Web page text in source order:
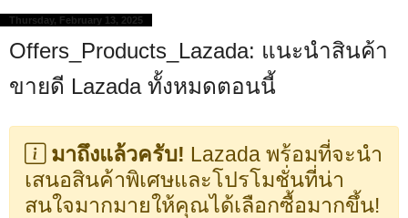
Thursday, February 13, 2025
Offers_Products_Lazada: แนะนำสินค้า
ขายดี Lazada ทั้งหมดตอนนี้
มาถึงแล้วครับ! Lazada พร้อมที่จะนำ
เสนอสินค้าพิเศษและโปรโมชั่นที่น่า
สนใจมากมายให้คุณได้เลือกซื้อมากขึ้น!